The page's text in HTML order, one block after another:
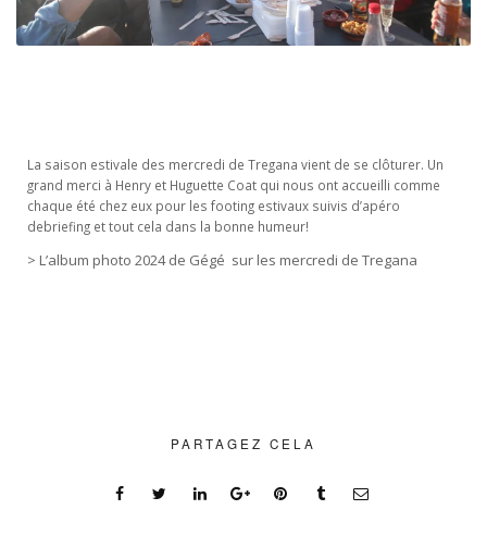
La saison estivale des mercredi de Tregana vient de se clôturer. Un
grand merci à Henry et Huguette Coat qui nous ont accueilli comme
chaque été chez eux pour les footing estivaux suivis d’apéro
debriefing et tout cela dans la bonne humeur!
> L’album photo 2024 de Gégé sur les mercredi de Tregana
PARTAGEZ CELA